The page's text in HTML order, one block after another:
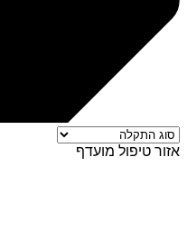
אזור טיפול מועדף